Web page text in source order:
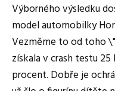
Výborného výsledku
model automobilky
Vezměme to od toho
získala v crash testu
procent. Dobře je